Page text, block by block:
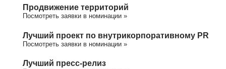
Продвижение территорий
Посмотреть заявки в номинации »
Лучший проект по внутрикорпоративному PR
Посмотреть заявки в номинации »
Лучший пресс-релиз